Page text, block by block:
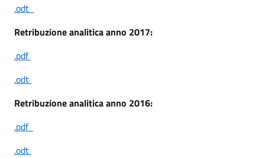
.odt
Retribuzione analitica anno 2017:
.pdf
.odt
Retribuzione analitica anno 2016:
.pdf
.odt